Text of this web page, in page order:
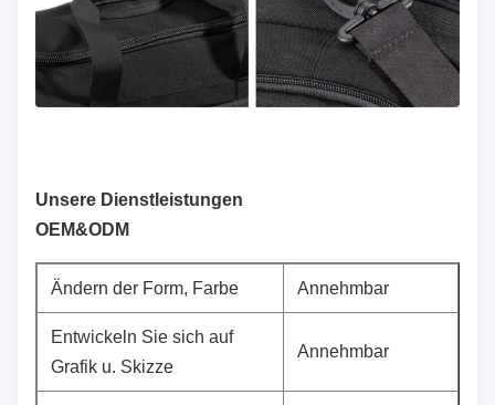
Unsere Dienstleistungen
OEM&ODM
Ändern der Form, Farbe Annehmbar
Entwickeln Sie sich auf
Grafik u. Skizze
Annehmbar